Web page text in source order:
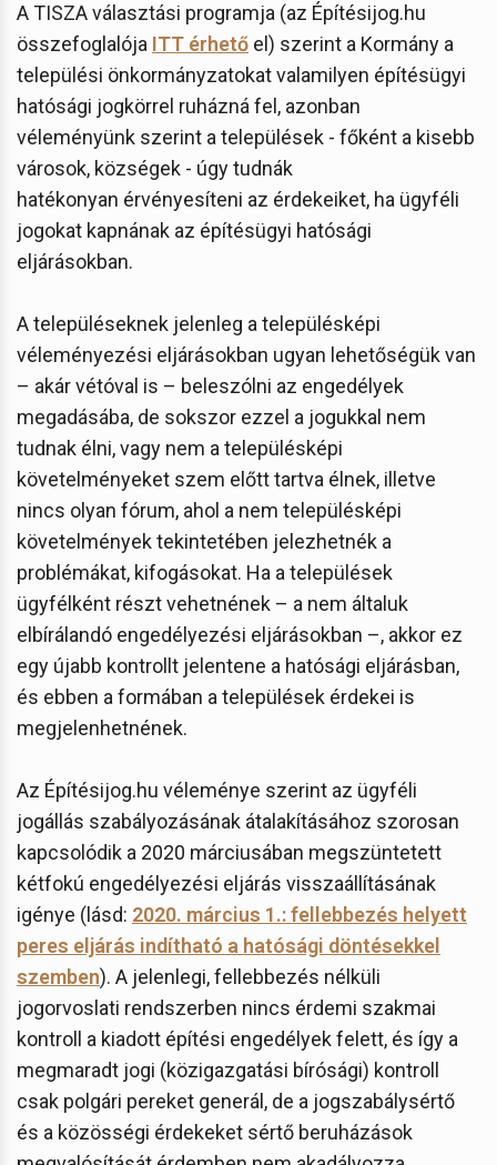
A TISZA választási programja (az Építésijog.hu
összefoglalója ITT érhető el) szerint a Kormány a
települési önkormányzatokat valamilyen építésügyi
hatósági jogkörrel ruházná fel, azonban
véleményünk szerint a települések - főként a kisebb
városok, községek - úgy tudnák
hatékonyan érvényesíteni az érdekeiket, ha ügyféli
jogokat kapnának az építésügyi hatósági
eljárásokban.
A településeknek jelenleg a településképi
véleményezési eljárásokban ugyan lehetőségük van
– akár vétóval is – beleszólni az engedélyek
megadásába, de sokszor ezzel a jogukkal nem
tudnak élni, vagy nem a településképi
követelményeket szem előtt tartva élnek, illetve
nincs olyan fórum, ahol a nem településképi
követelmények tekintetében jelezhetnék a
problémákat, kifogásokat. Ha a települések
ügyfélként részt vehetnének – a nem általuk
elbírálandó engedélyezési eljárásokban –, akkor ez
egy újabb kontrollt jelentene a hatósági eljárásban,
és ebben a formában a települések érdekei is
megjelenhetnének.
Az Építésijog.hu véleménye szerint az ügyféli
jogállás szabályozásának átalakításához szorosan
kapcsolódik a 2020 márciusában megszüntetett
kétfokú engedélyezési eljárás visszaállításának
igénye (lásd: 2020. március 1.: fellebbezés helyett
peres eljárás indítható a hatósági döntésekkel
szemben). A jelenlegi, fellebbezés nélküli
jogorvoslati rendszerben nincs érdemi szakmai
kontroll a kiadott építési engedélyek felett, és így a
megmaradt jogi (közigazgatási bírósági) kontroll
csak polgári pereket generál, de a jogszabálysértő
és a közösségi érdekeket sértő beruházások